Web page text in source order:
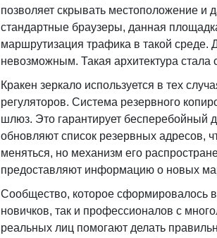
позволяет скрывать местоположение и
стандартные браузеры, данная
маршрутизация трафика в такой среде.
невозможным. Такая архитектура
Кракен зеркало используется в тех
регуляторов. Система резервного
шлюз. Это гарантирует бесперебойный
обновляют список резервных адресов,
меняться, но механизм его
предоставляют информацию о новых
Сообщество, которое сформировалось
новичков, так и профессионалов с
реальных лиц помогают делать